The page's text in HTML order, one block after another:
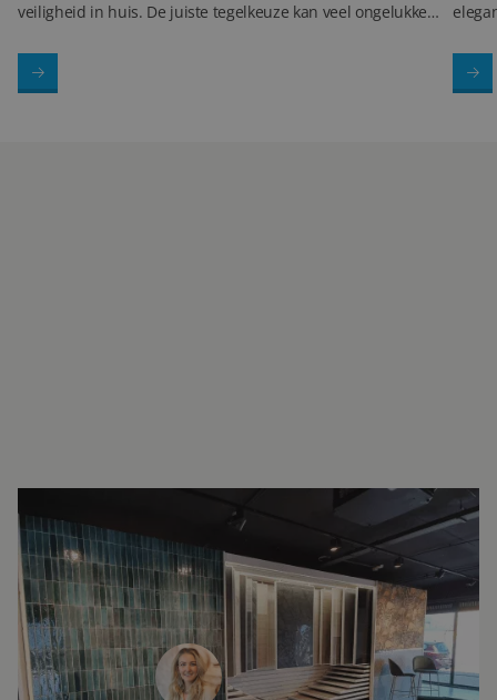
veiligheid in huis. De juiste tegelkeuze kan veel ongelukken
vijf tegelsoorten die ouderen beter kunnen vermijden in de
badkamer en de veilige alternatieven.
INTERESSE? LAAT UW GEGEVENS ACHTER EN
WE ZIEN U SNEL IN DE SHOWROOM!
Janine Vermaas
Verkoopadviseur
071 579 43 55 010 202 15 15